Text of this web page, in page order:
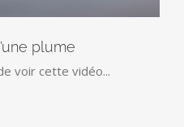
plume
voir cette vidéo...